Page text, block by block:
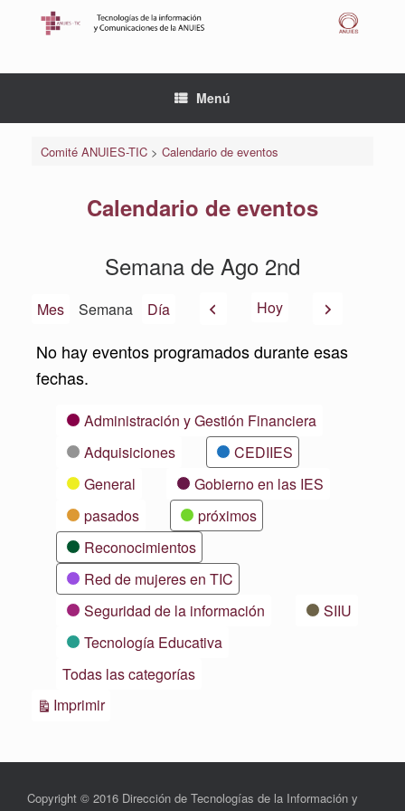
Menú
Comité ANUIES-TIC> Calendario de eventos
Calendario de eventos
Semana de Ago 2nd
Mes Semana Día AnteriorHoy Siguiente
No hay eventos programados durante esas
fechas.
CategoríasAdministración y Gestión Financiera
Adquisiciones
CEDIIES
General
Gobierno en las IES
pasados
próximos
Reconocimientos
Red de mujeres en TIC
Seguridad de la información
SIIU
Tecnología Educativa
Todas las categorías
ImprimirVistas
Copyright © 2016 Dirección de Tecnologías de la Información y